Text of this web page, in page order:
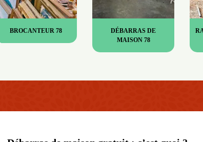
BROCANTEUR 78
DÉBARRAS DE
MAISON 78